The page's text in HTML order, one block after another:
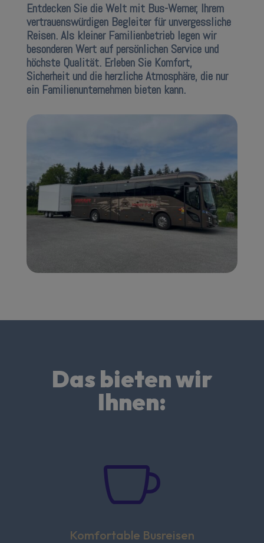
Entdecken Sie die Welt mit Bus-Werner, Ihrem
vertrauenswürdigen Begleiter für unvergessliche
Reisen. Als kleiner Familienbetrieb legen wir
besonderen Wert auf persönlichen Service und
höchste Qualität. Erleben Sie Komfort,
Sicherheit und die herzliche Atmosphäre, die nur
ein Familienunternehmen bieten kann.
Das bieten wir
Ihnen:

Komfortable Busreisen